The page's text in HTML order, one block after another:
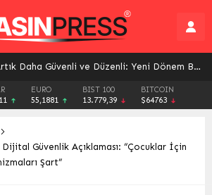
Rize Pazar’da Tarihi An: Öğretmen İlhan Aslan Kültür Merkezi’nin İnşasına Başlandı
EURO
55,1881
BIST 100
13.779,39
BITCOIN
$64763
Güvenlik Açıklaması: “Çocuklar İçin
Şart”